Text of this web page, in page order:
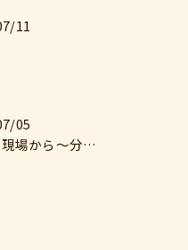
11
05
米作りの現場から〜分けつのはじまり